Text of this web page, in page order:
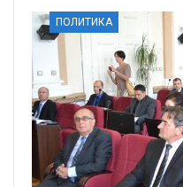
ПОЛИТИКА